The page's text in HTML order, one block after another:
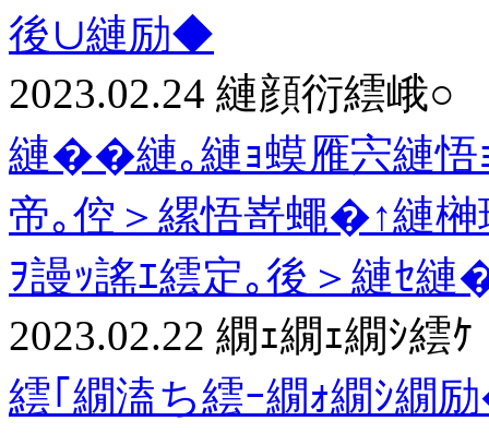
後∪縺励◆
2023.02.24 縺顔衍繧峨○
縺��縺｡縺ｮ蟆雁宍縺悟
帝｡倥＞縲悟嵜蠅�↑縺榊
ｦ謾ｯ謠ｴ繧定｡後＞縺ｾ縺
2023.02.22 繝ｪ繝ｪ繝ｼ繧ｹ
繧｢繝溘ち繧ｰ繝ｫ繝ｼ繝励